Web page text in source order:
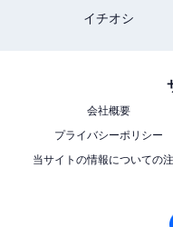
イチオシ
会社概要
プライバシーポリシー
当サイトの情報についての